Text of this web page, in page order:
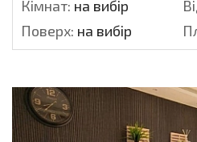
Кімнат: на вибір
Поверх: на вибір